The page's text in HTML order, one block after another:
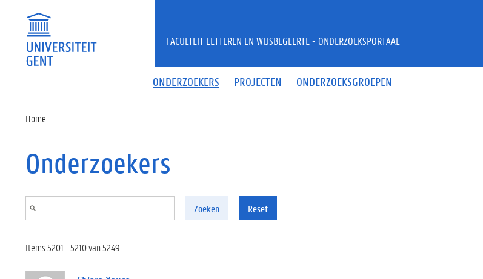
ONDERZOEKERS PROJECTEN ONDERZOEKSGROEPEN
FACULTEIT LETTEREN EN WIJSBEGEERTE - ONDERZOEKSPORTAAL
Home
Onderzoekers
Zoeken Reset
Items 5201 - 5210 van 5249